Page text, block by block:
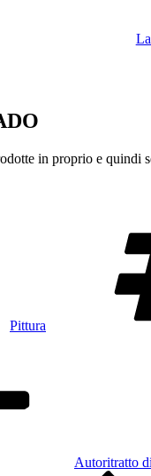
in proprio e quindi
Pittura
Autoritratto